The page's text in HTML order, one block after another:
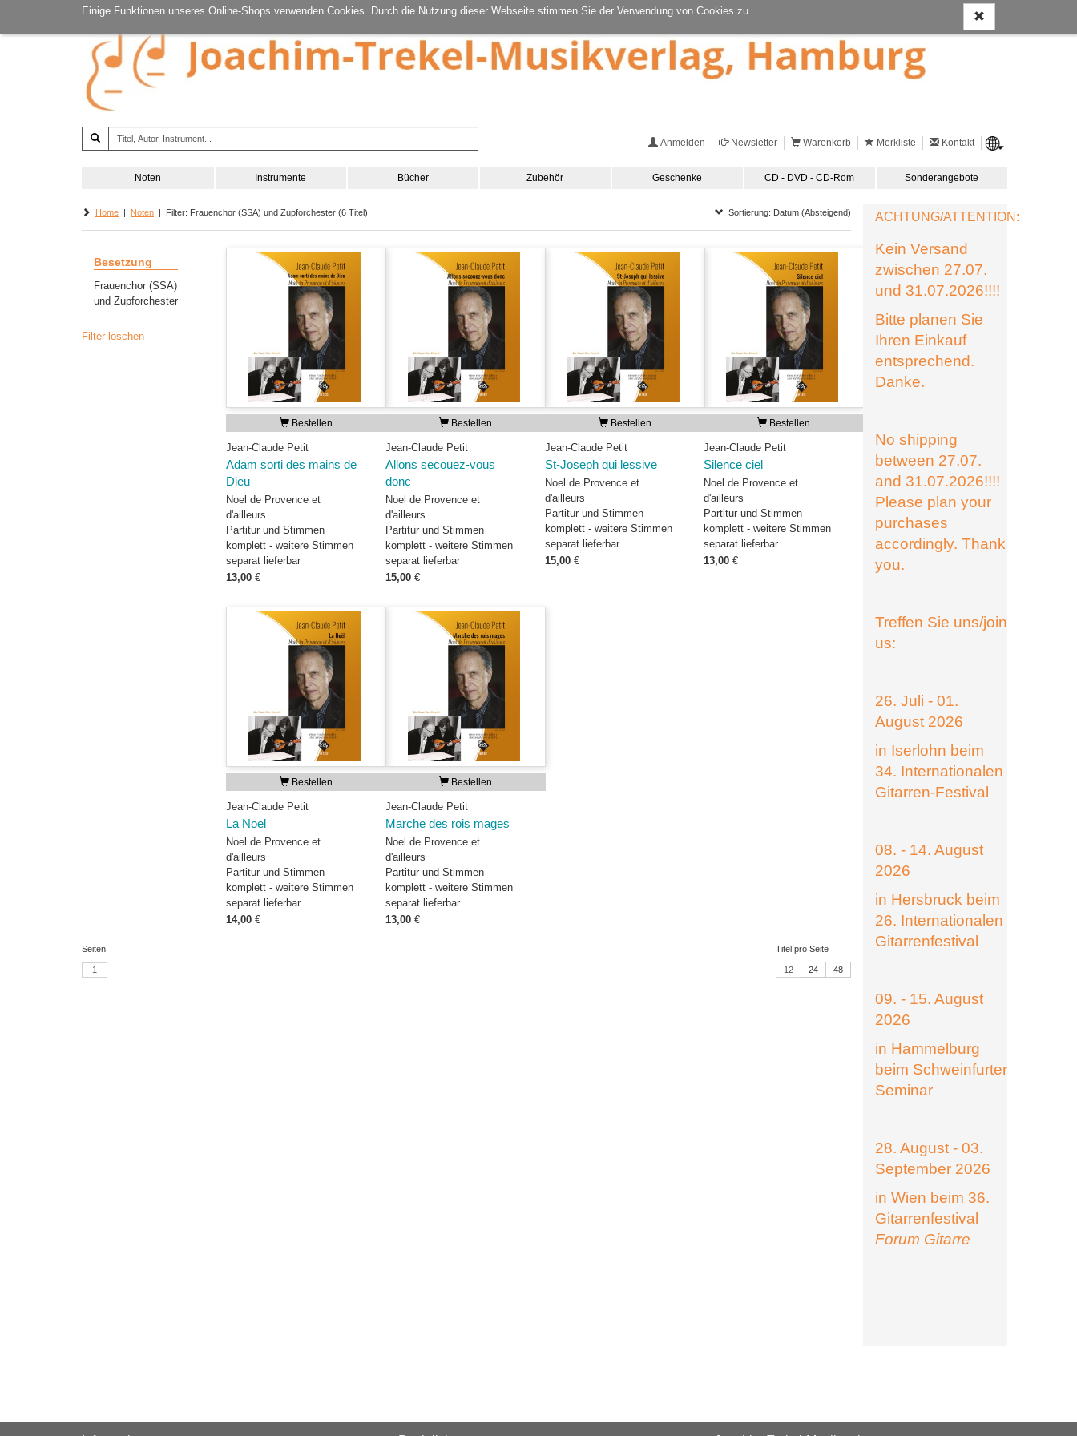
Einige Funktionen unseres Online-Shops verwenden Cookies. Durch die Nutzung dieser Webseite stimmen Sie der Verwendung von Cookies zu.
Anmelden Newsletter Warenkorb Merkliste Kontakt
Noten Instrumente Bücher Zubehör Geschenke CD - DVD - CD-Rom Sonderangebote
Home | Noten | Filter: Frauenchor (SSA) und Zupforchester (6 Titel) Sortierung: Datum (Absteigend)
Besetzung
Frauenchor (SSA)
und Zupforchester
Filter löschen
Bestellen
Jean-Claude Petit
Adam sorti des mains de
Dieu
Noel de Provence et
d'ailleurs
Partitur und Stimmen
komplett - weitere Stimmen
separat lieferbar
13,00 €
Bestellen
Jean-Claude Petit
Allons secouez-vous
donc
Noel de Provence et
d'ailleurs
Partitur und Stimmen
komplett - weitere Stimmen
separat lieferbar
15,00 €
Bestellen
Jean-Claude Petit
St-Joseph qui lessive
Noel de Provence et
d'ailleurs
Partitur und Stimmen
komplett - weitere Stimmen
separat lieferbar
15,00 €
Bestellen
Jean-Claude Petit
Silence ciel
Noel de Provence et
d'ailleurs
Partitur und Stimmen
komplett - weitere Stimmen
separat lieferbar
13,00€
Bestellen
Jean-Claude Petit
La Noel
Noel de Provence et
d'ailleurs
Partitur und Stimmen
komplett - weitere Stimmen
separat lieferbar
14,00 €
Bestellen
Jean-Claude Petit
Marche des rois mages
Noel de Provence et
d'ailleurs
Partitur und Stimmen
komplett - weitere Stimmen
separat lieferbar
13,00 €
Seiten
1
Titel pro Seite
12 24 48
ACHTUNG/ATTENTION:
Kein Versand
zwischen 27.07.
und 31.07.2026!!!!
Bitte planen Sie
Ihren Einkauf
entsprechend.
Danke.
No shipping
between 27.07.
and 31.07.2026!!!!
Please plan your
purchases
accordingly. Thank
you.
Treffen Sie uns/join
us:
26. Juli - 01.
August 2026
in Iserlohn beim
34. Internationalen
Gitarren-Festival
08. - 14. August
2026
in Hersbruck beim
26. Internationalen
Gitarrenfestival
09. - 15. August
2026
in Hammelburg
beim Schweinfurter
Seminar
28. August - 03.
September 2026
in Wien beim 36.
Gitarrenfestival
Forum Gitarre